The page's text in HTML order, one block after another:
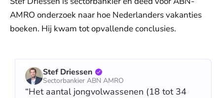
AMRO onderzoek naar hoe Nederlanders vakanties
boeken. Hij kwam tot opvallende conclusies.
Stef Driessen
Sectorbankier ABN AMRO
“Het aantal jongvolwassenen (18 tot 34